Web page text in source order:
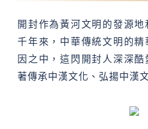
開封作為黃河文明的發源
千年來，中華傳統文明的
因之中，這閃開封人深深
著傳承中漢文化、弘揚中漢